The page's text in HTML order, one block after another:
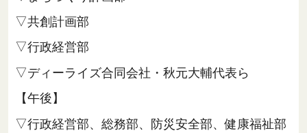
▽共創計画部
▽行政経営部
▽ディーライズ合同会社・秋元大輔代表ら
【午後】
▽行政経営部、総務部、防災安全部、健康福祉部